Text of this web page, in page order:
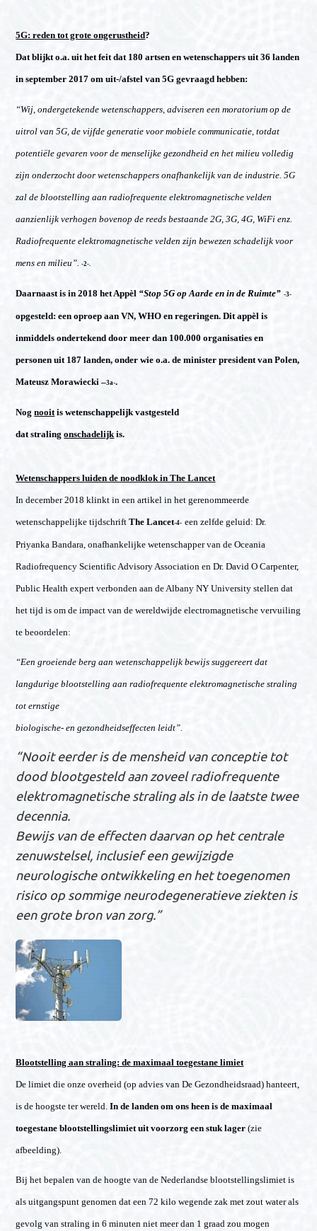
5G: reden tot grote ongerustheid?
Dat blijkt o.a. uit het feit dat 180 artsen en wetenschappers uit 36 landen
in september 2017 om uit-/afstel van 5G gevraagd hebben:
“Wij, ondergetekende wetenschappers, adviseren een moratorium op de
uitrol van 5G, de vijfde generatie voor mobiele communicatie, totdat
potentiële gevaren voor de menselijke gezondheid en het milieu volledig
zijn onderzocht door wetenschappers onafhankelijk van de industrie. 5G
zal de blootstelling aan radiofrequente elektromagnetische velden
aanzienlijk verhogen bovenop de reeds bestaande 2G, 3G, 4G, WiFi enz.
Radiofrequente elektromagnetische velden zijn bewezen schadelijk voor
mens en milieu”.-2-.
Daarnaast is in 2018 het Appèl “Stop 5G op Aarde en in de Ruimte” -3-
opgesteld: een oproep aan VN, WHO en regeringen. Dit appèl is
inmiddels ondertekend door meer dan 100.000 organisaties en
personen uit 187 landen, onder wie o.a. de minister president van Polen,
Mateusz Morawiecki –3a-.
Nognooitis wetenschappelijk vastgesteld
dat stralingonschadelijk is.
Wetenschappers luiden de noodklok in The Lancet
In december 2018 klinkt in een artikel in het gerenommeerde
wetenschappelijke tijdschriftThe Lancet-4- een zelfde geluid: Dr.
Priyanka Bandara, onafhankelijke wetenschapper van de Oceania
Radiofrequency Scientific Advisory Association en Dr. David O Carpenter,
Public Health expert verbonden aan de Albany NY University stellen dat
het tijd is om de impact van de wereldwijde electromagnetische vervuiling
te beoordelen:
“Een groeiende berg aan wetenschappelijk bewijs suggereert dat
langdurige blootstelling aan radiofrequente elektromagnetische straling
tot ernstige
biologische- en gezondheidseffecten leidt”.
“Nooit eerder is de mensheid van conceptie tot
dood blootgesteld aan zoveel radiofrequente
elektromagnetische straling als in de laatste twee
decennia.
Bewijs van de effecten daarvan op het centrale
zenuwstelsel, inclusief een gewijzigde
neurologische ontwikkeling en het toegenomen
risico op sommige neurodegeneratieve ziekten is
een grote bron van zorg.”
Blootstelling aan straling: de maximaal toegestane limiet
De limiet die onze overheid (op advies van De Gezondheidsraad) hanteert,
is de hoogste ter wereld.In de landen om ons heen is de maximaal
toegestane blootstellingslimiet uit voorzorg een stuk lager(zie
afbeelding).
Bij het bepalen van de hoogte van de Nederlandse blootstellingslimiet is
als uitgangspunt genomen dat een 72 kilo wegende zak met zout water als
gevolg van straling in 6 minuten niet meer dan 1 graad zou mogen